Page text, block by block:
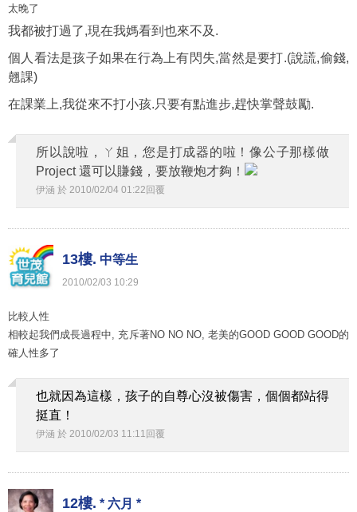
太晚了
我都被打過了,現在我媽看到也來不及.
個人看法是孩子如果在行為上有閃失,當然是要打.(說謊,偷錢,
翹課)
在課業上,我從來不打小孩.只要有點進步,趕快掌聲鼓勵.
所以說啦，ㄚ姐，您是打成器的啦！像公子那樣做
Project 還可以賺錢，要放鞭炮才夠！
伊涵 於 2010/02/04 01:22 回覆
13樓. 中等生
2010/02/03 10:29
比較人性
相較起我們成長過程中, 充斥著NO NO NO, 老美的GOOD GOOD GOOD的
確人性多了
也就因為這樣，孩子的自尊心沒被傷害，個個都站得
挺直！
伊涵 於 2010/02/03 11:11 回覆
12樓. * 六月 *